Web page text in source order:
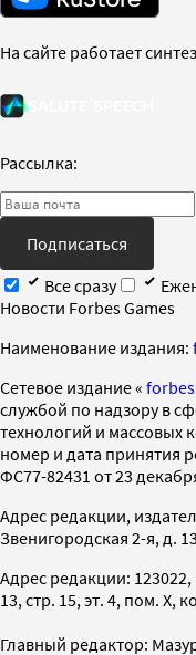
На сайте работает
Рассылка:
Подписаться
Все сразу
Новости Forbes Games
Наименование издания:
Cетевое издание «
службой по надзору в
технологий и массовых
номер и дата принятия
ФС77-82431 от 23
Адрес редакции,
Звенигородская 2-я, д.
Адрес редакции: 123022,
13, стр. 15, эт. 4, пом. X,
Главный редактор: